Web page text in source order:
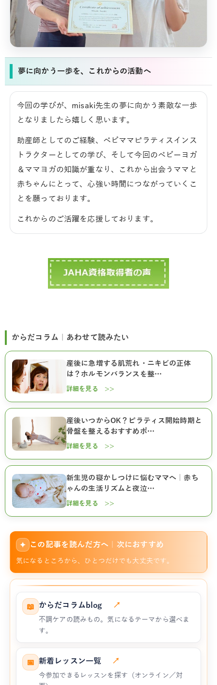
夢に向かう一歩を、これからの活動へ
今回の学びが、misaki先生の夢に向かう素敵な一歩
となりましたら嬉しく思います。
助産師としてのご経験、ベビママピラティスインス
トラクターとしての学び、そして今回のベビーヨガ
＆ママヨガの知識が重なり、これから出会うママと
赤ちゃんにとって、心強い時間につながっていくこ
とを願っております。
これからのご活躍を応援しております。
からだコラム｜あわせて読みたい
産後に急増する肌荒れ・ニキビの正体
は？ホルモンバランスを整…
詳細を見る >>
産後いつからOK？ピラティス開始時期と
骨盤を整えるおすすめポ…
詳細を見る >>
新生児の寝かしつけに悩むママへ｜赤ち
ゃんの生活リズムと夜泣…
詳細を見る >>
✦ この記事を読んだ方へ｜次におすすめ
気になるところから、ひとつだけでも大丈夫です。
📖 からだコラムblog ↗
不調ケアの読みもの。気になるテーマから選べま
す。
📅 新着レッスン一覧 ↗
今参加できるレッスンを探す（オンライン／対